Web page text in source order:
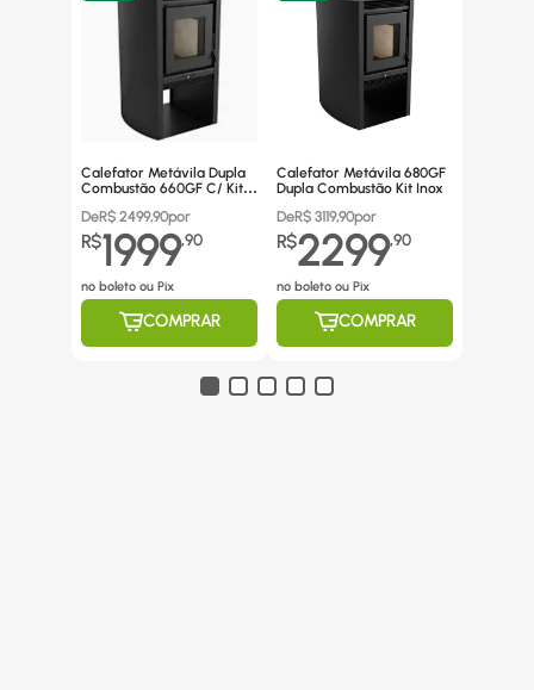
Calefator Metávila Dupla
Combustão 660GF C/ Kit
DeR$ 2499,90por
R$1999,90
no boleto ou Pix
COMPRAR
Calefator Metávila 680GF
Dupla Combustão Kit Inox
DeR$ 3119,90por
R$2299,90
no boleto ou Pix
COMPRAR